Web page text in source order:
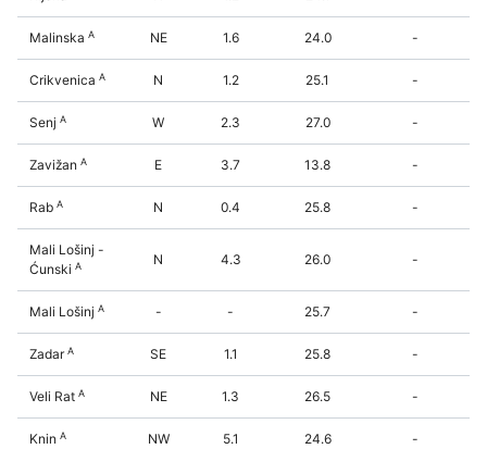
Malinska A NE 1.6 24.0 -
Crikvenica A N 1.2 25.1 -
Senj A W 2.3 27.0 -
Zavižan A E 3.7 13.8 -
Rab A N 0.4 25.8 -
Mali Lošinj -
Ćunski A N 4.3 26.0 -
Mali Lošinj A - - 25.7 -
ZadarA SE 1.1 25.8 -
Veli Rat A NE 1.3 26.5 -
Knin A NW 5.1 24.6 -